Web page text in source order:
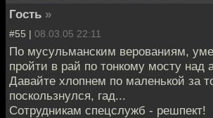
Гость »
#55 | 08.03.05 22:11
По мусульманским верованиям,
пройти в рай по тонкому мосту над
Давайте хлопнем по маленькой за
поскользнулся, гад...
Сотрудникам спецслужб - решпект!